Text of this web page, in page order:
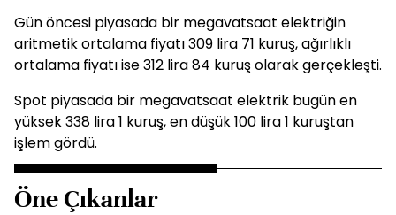
Gün öncesi piyasada bir megavatsaat elektriğin
aritmetik ortalama fiyatı 309 lira 71 kuruş, ağırlıklı
ortalama fiyatı ise 312 lira 84 kuruş olarak gerçekleşti.
Spot piyasada bir megavatsaat elektrik bugün en
yüksek 338 lira 1 kuruş, en düşük 100 lira 1 kuruştan
işlem gördü.
Öne Çıkanlar